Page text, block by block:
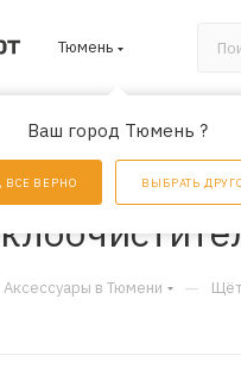
Тюмень
Ваш город Тюмень ?
ВСЕ ВЕРНО ВЫБРАТЬ
АКЦИИ
Аксессуары в Тюмени —